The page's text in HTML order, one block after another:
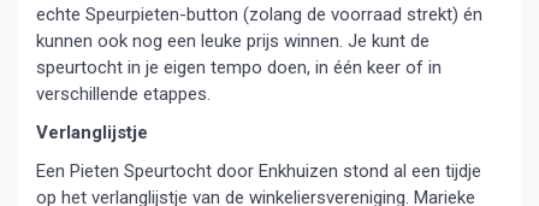
echte Speurpieten-button (zolang de voorraad strekt) én
kunnen ook nog een leuke prijs winnen. Je kunt de
speurtocht in je eigen tempo doen, in één keer of in
verschillende etappes.
Verlanglijstje
Een Pieten Speurtocht door Enkhuizen stond al een tijdje
op het verlanglijstje van de winkeliersvereniging. Marieke